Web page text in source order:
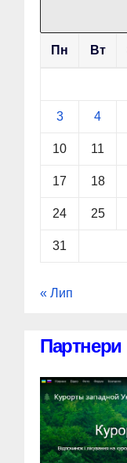
Пн Вт
3 4
10 11
17 18
24 25
31
« Лип
Партнери